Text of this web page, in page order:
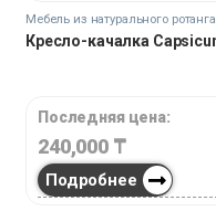
Мебель из натурального ротанга
Кресло-качалка
Последняя цена:
240,000 ₸
Подробнее